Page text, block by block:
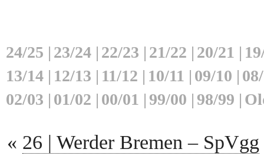
24/25 | 23/24 | 22/23 | 21/22 | 20/21 |
13/14 | 12/13 | 11/12 | 10/11 | 09/10 |
02/03 | 01/02 | 00/01 | 99/00 | 98/99 |
« 26 | Werder Bremen – SpVgg